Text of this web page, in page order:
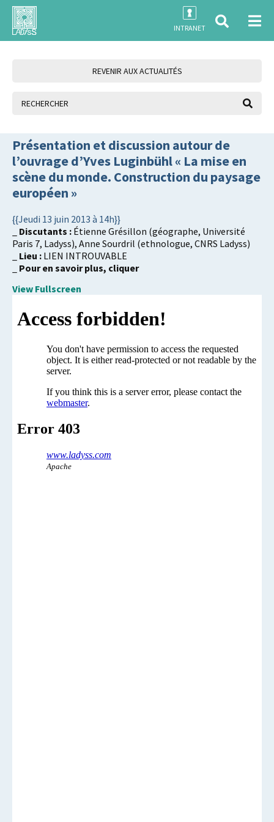
INTRANET
REVENIR AUX ACTUALITÉS
Présentation et discussion autour de
l’ouvrage d’Yves Luginbühl « La mise en
scène du monde. Construction du paysage
européen »
{{Jeudi 13 juin 2013 à 14h}}
Discutants : Étienne Grésillon (géographe, Université
Paris 7, Ladyss), Anne Sourdril (ethnologue, CNRS Ladyss)
Lieu : LIEN INTROUVABLE
Pour en savoir plus, cliquer
View Fullscreen